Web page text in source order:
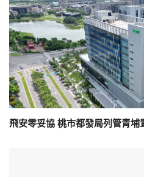
飛安零妥協 桃市都發局列管青埔